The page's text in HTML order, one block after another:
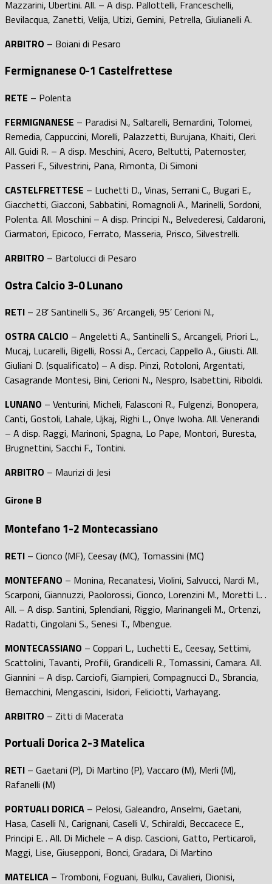
Mazzarini, Ubertini. All. – A disp. Pallottelli, Franceschelli,
Bevilacqua, Zanetti, Velija, Utizi, Gemini, Petrella, Giulianelli A.
ARBITRO – Boiani di Pesaro
Fermignanese 0-1 Castelfrettese
RETE – Polenta
FERMIGNANESE – Paradisi N., Saltarelli, Bernardini, Tolomei,
Remedia, Cappuccini, Morelli, Palazzetti, Burujana, Khaiti, Cleri.
All. Guidi R. – A disp. Meschini, Acero, Beltutti, Paternoster,
Passeri F., Silvestrini, Pana, Rimonta, Di Simoni
CASTELFRETTESE – Luchetti D., Vinas, Serrani C., Bugari E.,
Giacchetti, Giacconi, Sabbatini, Romagnoli A., Marinelli, Sordoni,
Polenta. All. Moschini – A disp. Principi N., Belvederesi, Caldaroni,
Ciarmatori, Epicoco, Ferrato, Masseria, Prisco, Silvestrelli.
ARBITRO – Bartolucci di Pesaro
Ostra Calcio 3-0 Lunano
RETI – 28’ Santinelli S., 36’ Arcangeli, 95’ Cerioni N.,
OSTRA CALCIO – Angeletti A., Santinelli S., Arcangeli, Priori L.,
Mucaj, Lucarelli, Bigelli, Rossi A., Cercaci, Cappello A., Giusti. All.
Giuliani D. (squalificato) – A disp. Pinzi, Rotoloni, Argentati,
Casagrande Montesi, Bini, Cerioni N., Nespro, Isabettini, Riboldi.
LUNANO – Venturini, Micheli, Falasconi R., Fulgenzi, Bonopera,
Canti, Gostoli, Lahale, Ujkaj, Righi L., Onye Iwoha. All. Venerandi
– A disp. Raggi, Marinoni, Spagna, Lo Pape, Montori, Buresta,
Brugnettini, Sacchi F., Tontini.
ARBITRO – Maurizi di Jesi
Girone B
Montefano 1-2 Montecassiano
RETI – Cionco (MF), Ceesay (MC), Tomassini (MC)
MONTEFANO – Monina, Recanatesi, Violini, Salvucci, Nardi M.,
Scarponi, Giannuzzi, Paolorossi, Cionco, Lorenzini M., Moretti L. .
All. – A disp. Santini, Splendiani, Riggio, Marinangeli M., Ortenzi,
Radatti, Cingolani S., Senesi T., Mbengue.
MONTECASSIANO – Coppari L., Luchetti E., Ceesay, Settimi,
Scattolini, Tavanti, Profili, Grandicelli R., Tomassini, Camara. All.
Giannini – A disp. Carciofi, Giampieri, Compagnucci D., Sbrancia,
Bernacchini, Mengascini, Isidori, Feliciotti, Varhayang.
ARBITRO – Zitti di Macerata
Portuali Dorica 2-3 Matelica
RETI – Gaetani (P), Di Martino (P), Vaccaro (M), Merli (M),
Rafanelli (M)
PORTUALI DORICA – Pelosi, Galeandro, Anselmi, Gaetani,
Hasa, Caselli N., Carignani, Caselli V., Schiraldi, Beccacece E.,
Principi E. . All. Di Michele – A disp. Cascioni, Gatto, Perticaroli,
Maggi, Lise, Giusepponi, Bonci, Gradara, Di Martino
MATELICA – Tromboni, Foguani, Bulku, Cavalieri, Dionisi,